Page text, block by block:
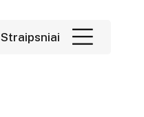
Straipsniai